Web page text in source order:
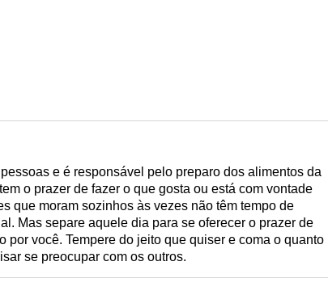
e é responsável pelo preparo dos alimentos da
o prazer de fazer o que gosta ou está com vontade
que moram sozinhos às vezes não têm tempo de
Mas separe aquele dia para se oferecer o prazer de
por você. Tempere do jeito que quiser e coma o quanto
se preocupar com os outros.